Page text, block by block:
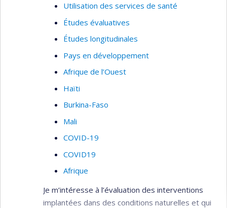
l'Inadaptation Psychosociale chez l'enfant
Réseau Périnatologie.
Utilisation des services de santé
Études évaluatives
Études longitudinales
Pays en développement
Afrique de l’Ouest
Haïti
Burkina-Faso
Mali
COVID-19
COVID19
Afrique
Je m’intéresse à l’évaluation des interventions
implantées dans des conditions naturelles et qui